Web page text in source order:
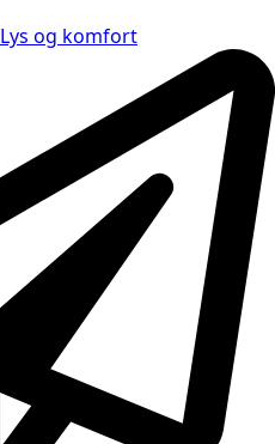
Lys og komfort